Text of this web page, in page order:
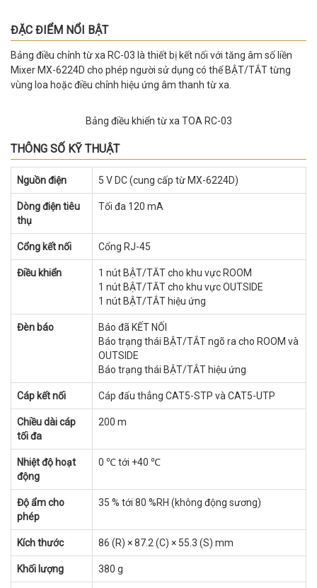
ĐẶC ĐIỂM NỔI BẬT
Bảng điều chỉnh từ xa RC-03 là thiết bị kết nối với tăng âm số liền
Mixer MX-6224D cho phép người sử dụng có thể BẬT/TẮT từng
vùng loa hoặc điều chỉnh hiệu ứng âm thanh từ xa.
Bảng điều khiển từ xa TOA RC-03
THÔNG SỐ KỸ THUẬT
Nguồn điện 5 V DC (cung cấp từ MX-6224D)
Dòng điện tiêu
thụ
Tối đa 120 mA
Cổng kết nối Cổng RJ-45
Điều khiển
1 nút BẬT/TĂT cho khu vực ROOM
1 nút BẬT/TĂT cho khu vực OUTSIDE
1 nút BẬT/TẮT hiệu ứng
Đèn báo
Báo đã KẾT NỐI
Báo trạng thái BẬT/TẮT ngõ ra cho ROOM và
OUTSIDE
Báo trạng thái BẬT/TẮT hiệu ứng
Cáp kết nối Cáp đấu thẳng CAT5-STP và CAT5-UTP
Chiều dài cáp
tối đa
200 m
Nhiệt độ hoạt
động
0 ℃ tới +40 ℃
Độ ẩm cho
phép
35 % tới 80 %RH (không động sương)
Kích thước 86 (R) × 87.2 (C) × 55.3 (S) mm
Khối lượng 380 g